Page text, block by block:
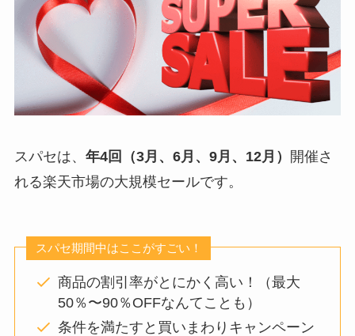
スパセは、 年4回（3月、6月、9月、12月）
開催さ
れる楽天市場の大規模セールです。
スパセ期間中はここがすごい！
商品の割引率がとにかく高い！（最大
50％〜90％OFFなんてことも）
条件を満たすと買いまわりキャンペーン